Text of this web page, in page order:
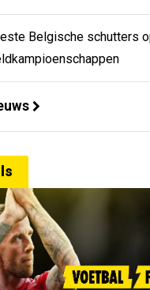
Belgische schutters